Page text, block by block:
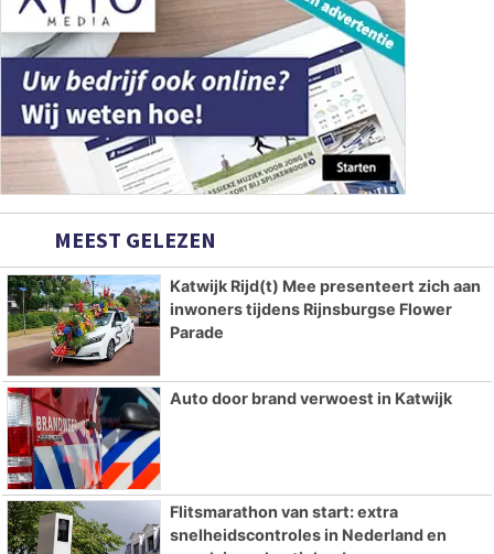
MEEST GELEZEN
Katwijk Rijd(t) Mee presenteert zich aan
inwoners tijdens Rijnsburgse Flower
Parade
Auto door brand verwoest in Katwijk
Flitsmarathon van start: extra
snelheidscontroles in Nederland en